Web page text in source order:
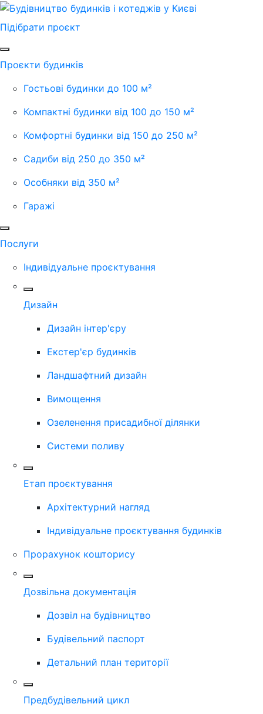
Підібрати проєкт
Проєкти будинків
Гостьові будинки до 100 м²
Компактні будинки від 100 до 150 м²
Комфортні будинки від 150 до 250 м²
Садиби від 250 до 350 м²
Особняки від 350 м²
Гаражі
Послуги
Індивідуальне проєктування
Дизайн
Дизайн інтер'єру
Екстер'єр будинків
Ландшафтний дизайн
Вимощення
Озеленення присадибної ділянки
Системи поливу
Етап проєктування
Архітектурний нагляд
Індивідуальне проєктування будинків
Прорахунок кошторису
Дозвільна документація
Дозвіл на будівництво
Будівельний паспорт
Детальний план території
Предбудівельний цикл